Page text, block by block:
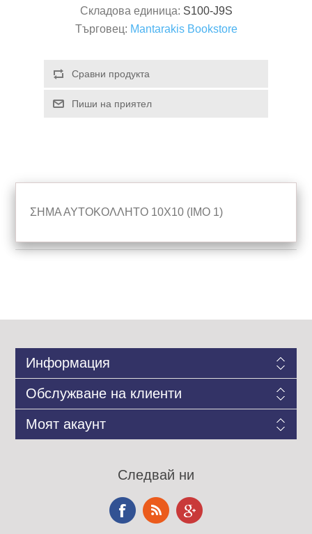
Складова единица: S100-J9S
Търговец: Mantarakis Bookstore
ΣΗΜΑ ΑΥΤΟΚΟΛΛΗΤΟ 10Χ10 (ΙΜΟ 1)
Информация
Обслужване на клиенти
Моят акаунт
Следвай ни